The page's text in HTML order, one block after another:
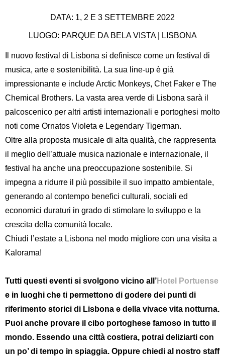
DATA: 1, 2 E 3 SETTEMBRE 2022
LUOGO: PARQUE DA BELA VISTA | LISBONA
Il nuovo festival di Lisbona si definisce come un festival di
musica, arte e sostenibilità. La sua line-up è già
impressionante e include Arctic Monkeys, Chet Faker e The
Chemical Brothers. La vasta area verde di Lisbona sarà il
palcoscenico per altri artisti internazionali e portoghesi molto
noti come Ornatos Violeta e Legendary Tigerman.
Oltre alla proposta musicale di alta qualità, che rappresenta
il meglio dell’attuale musica nazionale e internazionale, il
festival ha anche una preoccupazione sostenibile. Si
impegna a ridurre il più possibile il suo impatto ambientale,
generando al contempo benefici culturali, sociali ed
economici duraturi in grado di stimolare lo sviluppo e la
crescita della comunità locale.
Chiudi l’estate a Lisbona nel modo migliore con una visita a
Kalorama!
Tutti questi eventi si svolgono vicino all’Hotel Portuense
e in luoghi che ti permettono di godere dei punti di
riferimento storici di Lisbona e della vivace vita notturna.
Puoi anche provare il cibo portoghese famoso in tutto il
mondo. Essendo una città costiera, potrai deliziarti con
un po’ di tempo in spiaggia. Oppure chiedi al nostro staff